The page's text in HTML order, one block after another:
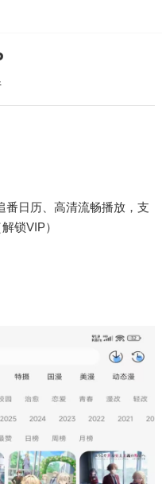
番日历、高清流畅播放，支
锁VIP）